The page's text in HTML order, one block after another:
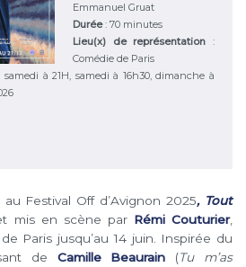
Emmanuel Gruat
Durée: 70 minutes
Lieu(x) de représentation :
Comédie de Paris
à 21H, samedi à 16h30, dimanche à
Festival Off d’Avignon 2025, Tout
mis en scène par Rémi Couturier,
Paris jusqu’au 14 juin. Inspirée du
de Camille Beaurain (Tu m’as